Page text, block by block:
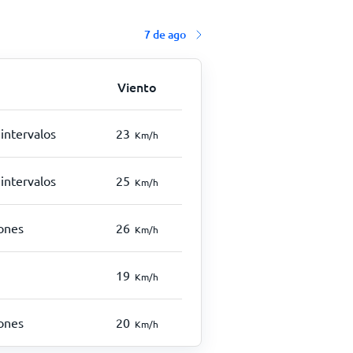
7 de ago
Viento
23 Km/h
25 Km/h
26 Km/h
19 Km/h
20 Km/h